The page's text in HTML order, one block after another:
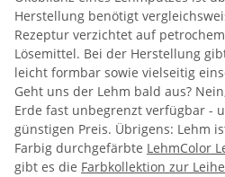
Herstellung benötigt
Rezeptur verzichtet auf
Lösemittel. Bei der Herstellung
leicht formbar sowie vielseitig
Geht uns der Lehm bald aus?
Erde fast unbegrenzt verfügbar -
günstigen Preis. Übrigens: Lehm
Farbig durchgefärbte LehmColor
gibt es die Farbkollektion zur Leihe